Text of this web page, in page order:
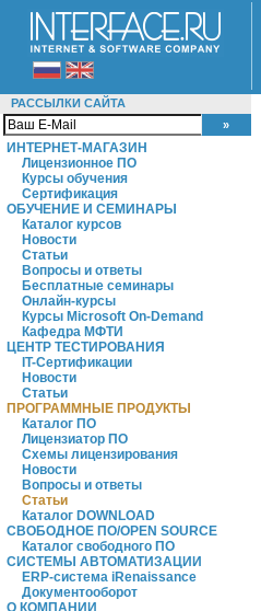
РАССЫЛКИ САЙТА
ИНТЕРНЕТ-МАГАЗИН
Лицензионное ПО
Курсы обучения
Сертификация
ОБУЧЕНИЕ И СЕМИНАРЫ
Каталог курсов
Новости
Статьи
Вопросы и ответы
Бесплатные семинары
Онлайн-курсы
Курсы Microsoft On-Demand
Кафедра МФТИ
ЦЕНТР ТЕСТИРОВАНИЯ
IT-Сертификации
Новости
Статьи
ПРОГРАММНЫЕ ПРОДУКТЫ
Каталог ПО
Лицензиатор ПО
Схемы лицензирования
Новости
Вопросы и ответы
Статьи
Каталог DOWNLOAD
СВОБОДНОЕ ПО/OPEN SOURCE
Каталог свободного ПО
СИСТЕМЫ АВТОМАТИЗАЦИИ
ERP-система iRenaissance
Документооборот
О КОМПАНИИ